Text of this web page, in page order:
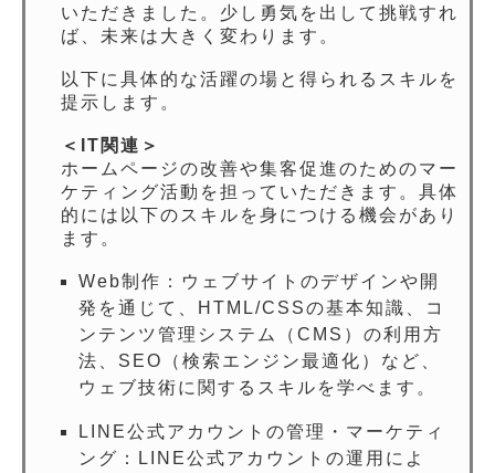
いただきました。少し勇気を出して挑戦すれ
ば、未来は大きく変わります。
以下に具体的な活躍の場と得られるスキルを
提示します。
＜IT関連＞
ホームページの改善や集客促進のためのマー
ケティング活動を担っていただきます。具体
的には以下のスキルを身につける機会があり
ます。
Web制作：ウェブサイトのデザインや開
発を通じて、HTML/CSSの基本知識、コ
ンテンツ管理システム（CMS）の利用方
法、SEO（検索エンジン最適化）など、
ウェブ技術に関するスキルを学べます。
LINE公式アカウントの管理・マーケティ
ング：LINE公式アカウントの運用によ